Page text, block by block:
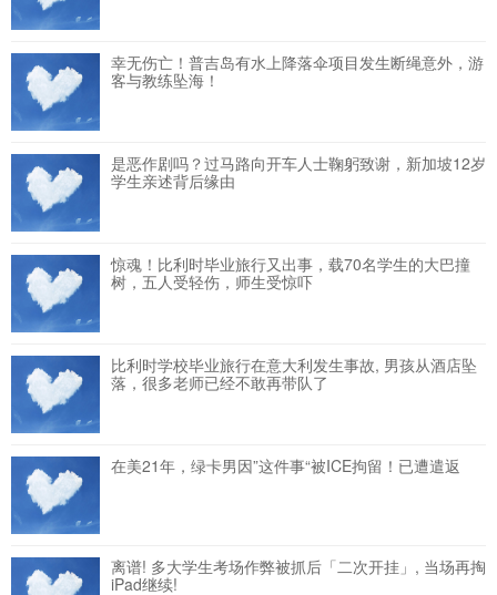
幸无伤亡！普吉岛有水上降落伞项目发生断绳意外，游
客与教练坠海！
是恶作剧吗？过马路向开车人士鞠躬致谢，新加坡12岁
学生亲述背后缘由
惊魂！比利时毕业旅行又出事，载70名学生的大巴撞
树，五人受轻伤，师生受惊吓
比利时学校毕业旅行在意大利发生事故, 男孩从酒店坠
落，很多老师已经不敢再带队了
在美21年，绿卡男因”这件事“被ICE拘留！已遭遣返
离谱! 多大学生考场作弊被抓后「二次开挂」, 当场再掏
iPad继续!